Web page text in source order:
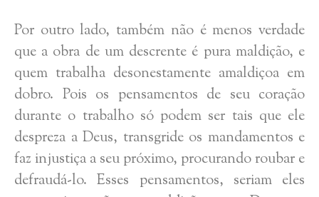
Por outro lado, também não é menos verdade
que a obra de um descrente é pura maldição, e
quem trabalha desonestamente amaldiçoa em
dobro. Pois os pensamentos de seu coração
durante o trabalho só podem ser tais que ele
despreza a Deus, transgride os mandamentos e
faz injustiça a seu próximo, procurando roubar e
defraudá-lo. Esses pensamentos, seriam eles